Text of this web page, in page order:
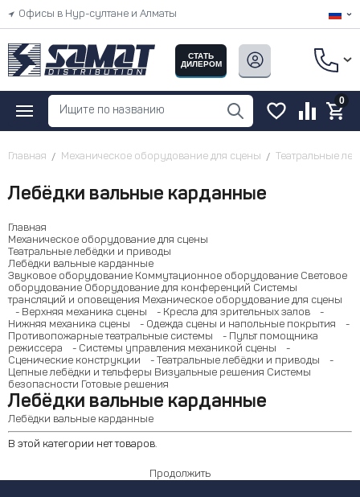
Офисы в Нур-султане и Алматы
СТАТЬ
ДИЛЕРОМ
0
Главная Механическое оборудование для сцены Театральные
Лебёдки вальные карданные
Главная
Механическое оборудование для сцены
Театральные лебёдки и приводы
Лебёдки вальные карданные
Звуковое оборудование Коммутационное оборудование Световое
оборудование Оборудование для конференций Системы
трансляций и оповещения Механическое оборудование для сцены
- Верхняя механика сцены
- Кресла для зрительных залов
-
Нижняя механика сцены
- Одежда сцены и напольные покрытия
-
Противопожарные театральные системы
- Пульт помощника
режиссера
- Системы управления механикой сцены
-
Сценические конструкции
- Театральные лебёдки и приводы
-
Цепные лебёдки и тельферы Визуальные решения Системы
безопасности Готовые решения
Лебёдки вальные карданные
Лебёдки вальные карданные
В этой категории нет товаров.
Продолжить